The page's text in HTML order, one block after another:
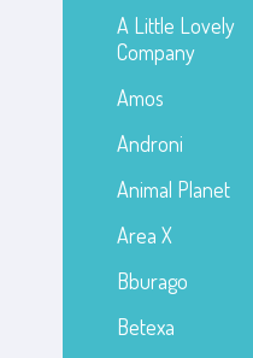
A Little Lovely
Company
Amos
Androni
Animal Planet
Area X
Bburago
Betexa